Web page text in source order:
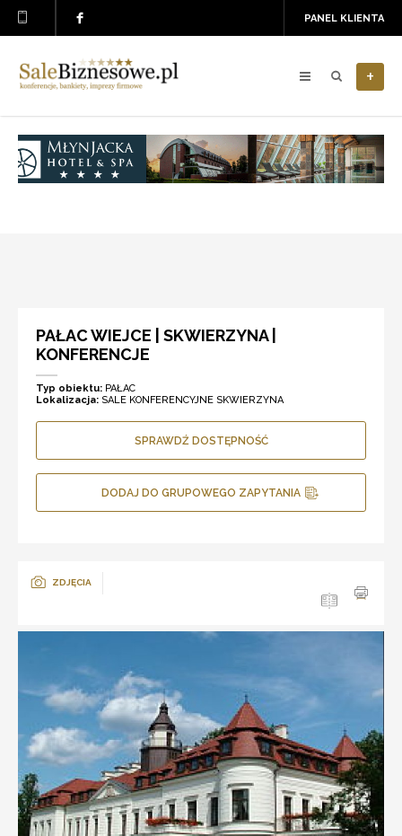
PANEL KLIENTA
+
PAŁAC WIEJCE | SKWIERZYNA |
KONFERENCJE
Typ obiektu: PAŁAC
Lokalizacja: SALE KONFERENCYJNE SKWIERZYNA
SPRAWDŹ DOSTĘPNOŚĆ
DODAJ DO GRUPOWEGO ZAPYTANIA
ZDJĘCIA